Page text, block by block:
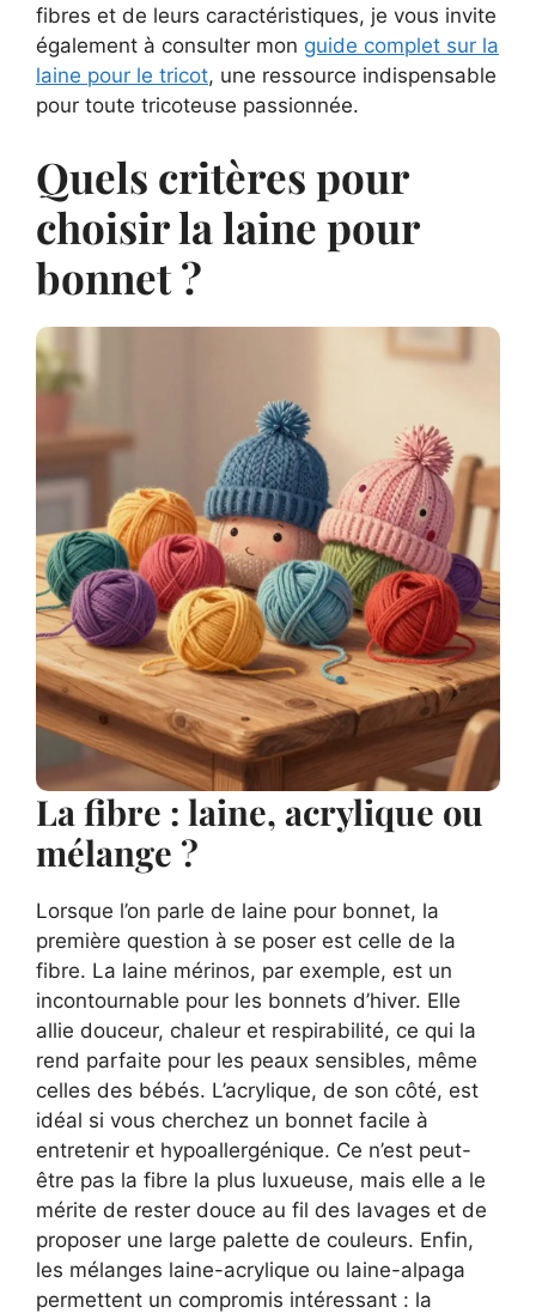
fibres et de leurs caractéristiques, je vous invite
également à consulter mon guide complet sur la
laine pour le tricot, une ressource indispensable
pour toute tricoteuse passionnée.
Quels critères pour
choisir la laine pour
bonnet ?
La fibre : laine, acrylique ou
mélange ?
Lorsque l’on parle de laine pour bonnet, la
première question à se poser est celle de la
fibre. La laine mérinos, par exemple, est un
incontournable pour les bonnets d’hiver. Elle
allie douceur, chaleur et respirabilité, ce qui la
rend parfaite pour les peaux sensibles, même
celles des bébés. L’acrylique, de son côté, est
idéal si vous cherchez un bonnet facile à
entretenir et hypoallergénique. Ce n’est peut-
être pas la fibre la plus luxueuse, mais elle a le
mérite de rester douce au fil des lavages et de
proposer une large palette de couleurs. Enfin,
les mélanges laine-acrylique ou laine-alpaga
permettent un compromis intéressant : la